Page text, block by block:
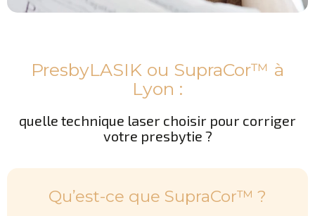
PresbyLASIK ou SupraCor™ à
Lyon :
quelle technique laser choisir pour corriger
votre presbytie ?
Qu’est-ce que SupraCor™ ?